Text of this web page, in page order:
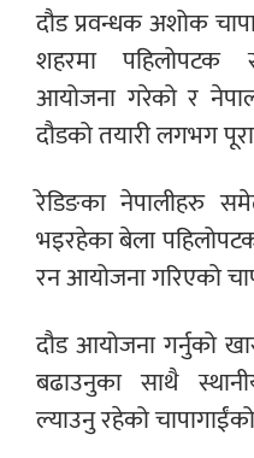
दौड प्रवन्धक अशोक
शहरमा पहिलोपटक
आयोजना गरेको र नेपाल
दौडको तयारी लगभग
रेडिङका नेपालीहरु
भइरहेका बेला
रन आयोजना गरिएको
दौड आयोजना गर्नुको
बढाउनुका साथै
ल्याउनु रहेको